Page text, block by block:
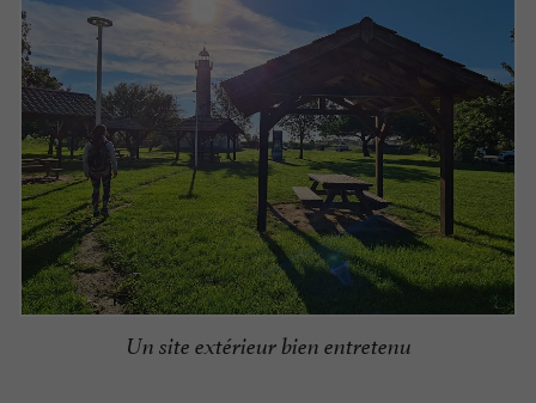
Un site extérieur bien entretenu